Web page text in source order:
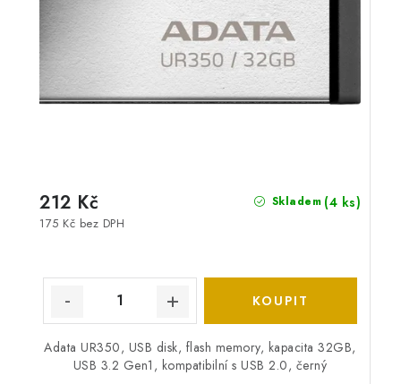
Skladem (4 ks)
175 Kč bez DPH
212 Kč
Adata UR350, USB disk, flash memory, kapacita 32GB,
USB 3.2 Gen1, kompatibilní s USB 2.0, černý